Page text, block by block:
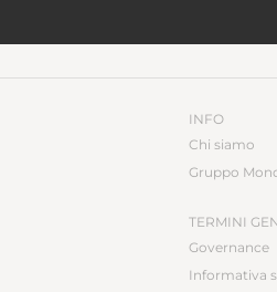
INFO
Chi siamo
Gruppo
TERMINI
Governance
Informativa